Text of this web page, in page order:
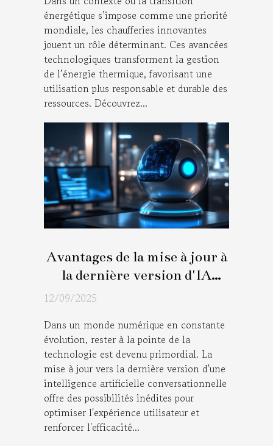
énergétique s’impose comme une priorité
mondiale, les chaufferies innovantes
jouent un rôle déterminant. Ces avancées
technologiques transforment la gestion
de l’énergie thermique, favorisant une
utilisation plus responsable et durable des
ressources. Découvrez...
Avantages de la mise à jour à
la dernière version d'IA
conversationnelle
12/09/2025
Dans un monde numérique en constante
évolution, rester à la pointe de la
technologie est devenu primordial. La
mise à jour vers la dernière version d'une
intelligence artificielle conversationnelle
offre des possibilités inédites pour
optimiser l'expérience utilisateur et
renforcer l'efficacité...